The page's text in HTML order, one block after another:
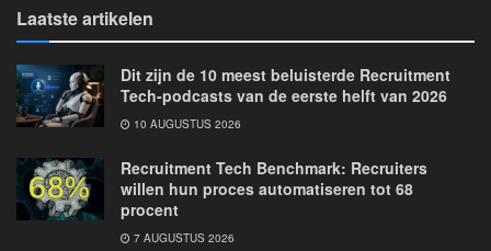
Laatste artikelen
Dit zijn de 10 meest beluisterde Recruitment
Tech-podcasts van de eerste helft van 2026
10 AUGUSTUS 2026
Recruitment Tech Benchmark: Recruiters
willen hun proces automatiseren tot 68
procent
7 AUGUSTUS 2026